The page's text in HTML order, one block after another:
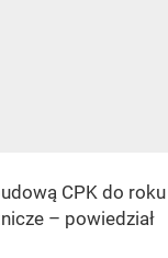
CPK do roku
– powiedział